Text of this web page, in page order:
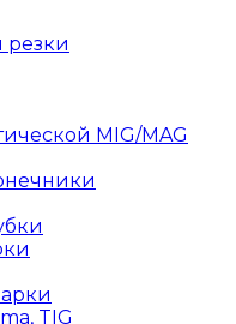
резки
MIG/MAG
TIG